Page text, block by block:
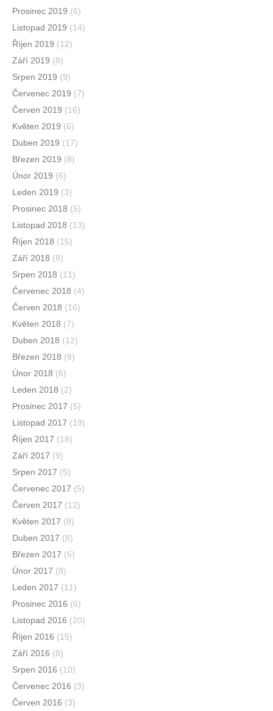
Prosinec 2019 (6)
Listopad 2019 (14)
Říjen 2019 (12)
Září 2019 (8)
Srpen 2019 (9)
Červenec 2019 (7)
Červen 2019 (16)
Květen 2019 (6)
Duben 2019 (17)
Březen 2019 (8)
Únor 2019 (6)
Leden 2019 (3)
Prosinec 2018 (5)
Listopad 2018 (13)
Říjen 2018 (15)
Září 2018 (8)
Srpen 2018 (11)
Červenec 2018 (4)
Červen 2018 (16)
Květen 2018 (7)
Duben 2018 (12)
Březen 2018 (8)
Únor 2018 (6)
Leden 2018 (2)
Prosinec 2017 (5)
Listopad 2017 (19)
Říjen 2017 (18)
Září 2017 (9)
Srpen 2017 (5)
Červenec 2017 (5)
Červen 2017 (12)
Květen 2017 (8)
Duben 2017 (8)
Březen 2017 (6)
Únor 2017 (8)
Leden 2017 (11)
Prosinec 2016 (6)
Listopad 2016 (20)
Říjen 2016 (15)
Září 2016 (8)
Srpen 2016 (10)
Červenec 2016 (3)
Červen 2016 (3)